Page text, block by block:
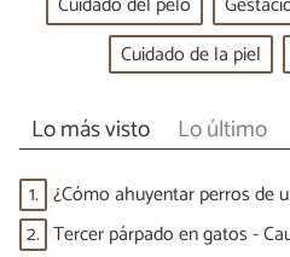
Cuidado de la piel
Lo más visto Lo último
1. ¿Cómo ahuyentar perros de
2. Tercer párpado en gatos -